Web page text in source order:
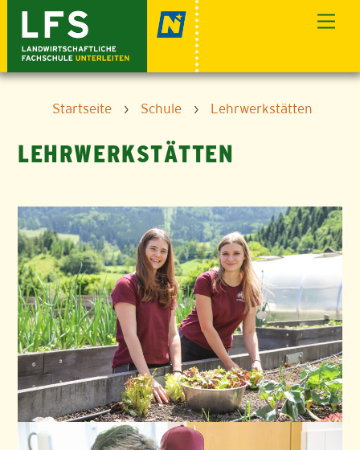
content
Startseite › Schule › Lehrwerkstätten
LEHRWERKSTÄTTEN